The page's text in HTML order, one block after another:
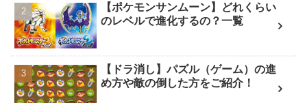
【ポケモンサンムーン】どれくらい
のレベルで進化するの？一覧
【ドラ消し】パズル（ゲーム）の進
め方や敵の倒した方をご紹介！